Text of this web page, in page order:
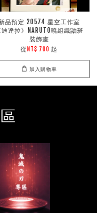
品預定 20574 星空工作室
迪達拉》NARUTO曉組織鼬斑
裝飾畫
從 NT$ 700 起
加入購物車